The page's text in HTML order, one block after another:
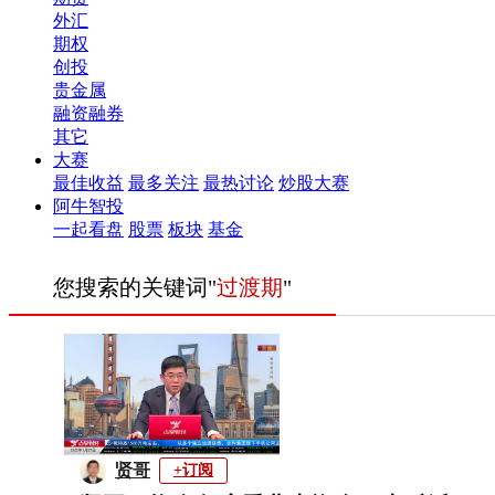
外汇
期权
创投
贵金属
融资融券
其它
大赛
最佳收益 最多关注 最热讨论 炒股大赛
阿牛智投
一起看盘 股票 板块 基金
您搜索的关键词"过渡期"
贤哥 +订阅